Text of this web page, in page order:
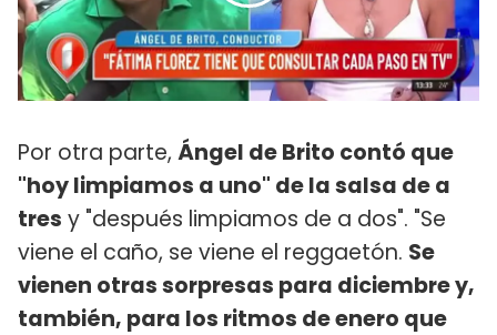
Por otra parte, Ángel de Brito contó que
"hoy limpiamos a uno" de la salsa de a
tres y "después limpiamos de a dos". "Se
viene el caño, se viene el reggaetón. Se
vienen otras sorpresas para diciembre y,
también, para los ritmos de enero que